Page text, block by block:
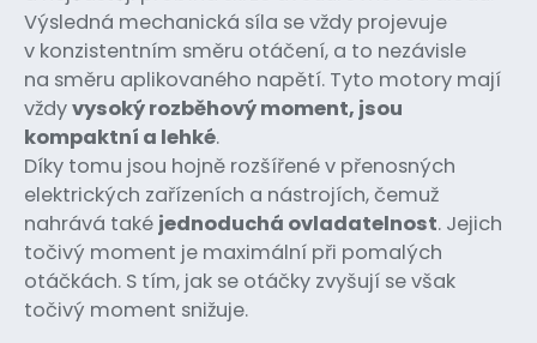
Výsledná mechanická síla se vždy projevuje
v konzistentním směru otáčení, a to nezávisle
na směru aplikovaného napětí. Tyto motory mají
vždyvysoký rozběhový moment, jsou
kompaktní a lehké.
Díky tomu jsou hojně rozšířené v přenosných
elektrických zařízeních a nástrojích, čemuž
nahrává také jednoduchá ovladatelnost. Jejich
točivý moment je maximální při pomalých
otáčkách. S tím, jak se otáčky zvyšují se však
točivý moment snižuje.